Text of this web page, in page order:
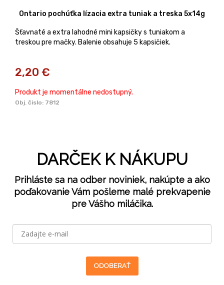
Ontario pochúťka lízacia extra tuniak a treska 5x14g
Šťavnaté a extra lahodné mini kapsičky s tuniakom a
treskou pre mačky. Balenie obsahuje 5 kapsičiek.
2,20 €
Produkt je momentálne nedostupný.
Obj. čislo: 7812
DARČEK K NÁKUPU
Prihláste sa na odber noviniek, nakúpte a ako
poďakovanie Vám pošleme malé prekvapenie
pre Vášho miláčika.
ODOBERAŤ